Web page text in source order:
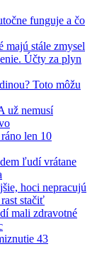
funguje a čo
stále zmysel
Účty za plyn
Toto môžu
už nemusí
len 10
ľudí vrátane
hoci nepracujú
stačiť
mali zdravotné
43